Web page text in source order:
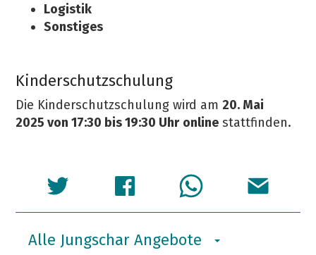
Logistik
Sonstiges
Kinderschutzschulung
Die Kinderschutzschulung wird am 20. Mai
2025 von 17:30 bis 19:30 Uhr online stattfinden.
Alle Jungschar Angebote